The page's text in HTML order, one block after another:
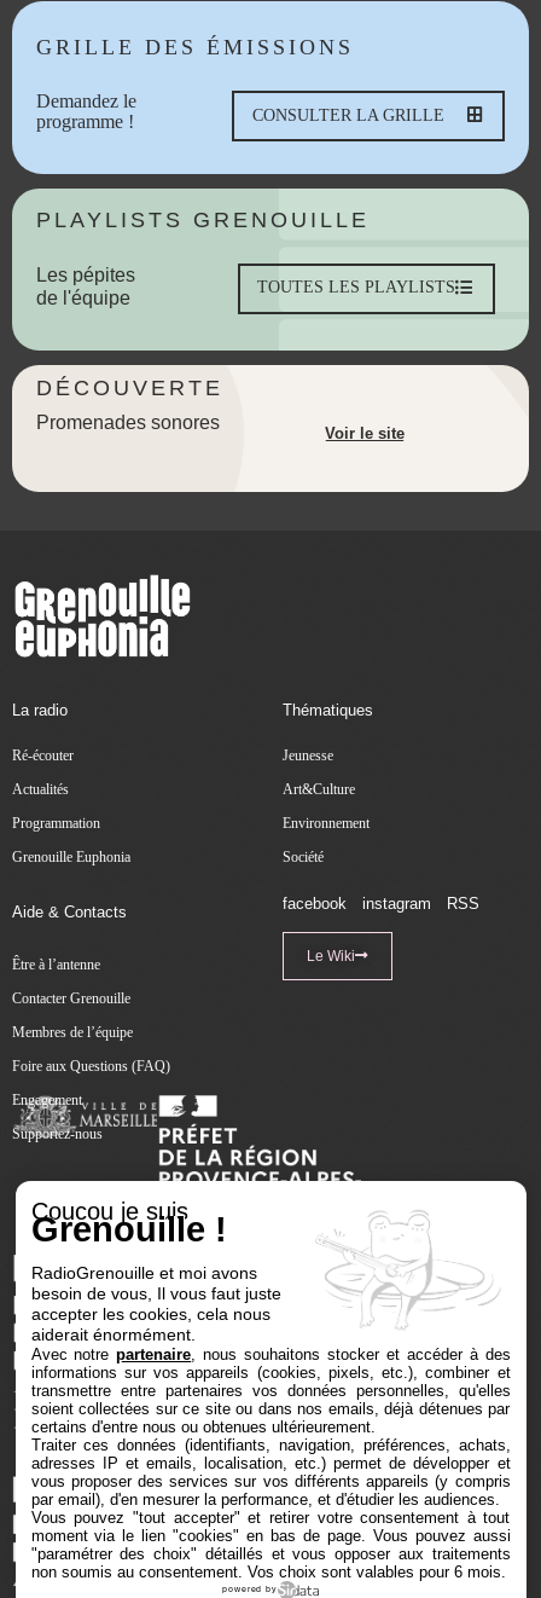
GRILLE DES ÉMISSIONS
Demandez le
programme !
CONSULTER LA GRILLE
PLAYLISTS GRENOUILLE
Les pépites
de l'équipe
TOUTES LES PLAYLISTS
DÉCOUVERTE
Promenades sonores
Voir le site
La radio
Ré-écouter
Actualités
Programmation
Grenouille Euphonia
Thématiques
Jeunesse
Art&Culture
Environnement
Société
Aide & Contacts
Être à l’antenne
Contacter Grenouille
Membres de l’équipe
Foire aux Questions (FAQ)
Engagement
Supportez-nous
facebook instagram RSS
Le Wiki
Coucou je suis
Grenouille !
RadioGrenouille et moi avons
besoin de vous, Il vous faut juste
accepter les cookies, cela nous
aiderait énormément.
Avec notrepartenaire , nous souhaitons stocker et accéder à des
informations sur vos appareils (cookies, pixels, etc.), combiner et
transmettre entre partenaires vos données personnelles, qu'elles
soient collectées sur ce site ou dans nos emails, déjà détenues par
certains d'entre nous ou obtenues ultérieurement.
Traiter ces données (identifiants, navigation, préférences, achats,
adresses IP et emails, localisation, etc.) permet de développer et
vous proposer des services sur vos différents appareils (y compris
par email), d'en mesurer la performance, et d'étudier les audiences.
Vous pouvez "tout accepter" et retirer votre consentement à tout
moment via le lien "cookies" en bas de page. Vous pouvez aussi
"paramétrer des choix" détaillés et vous opposer aux traitements
non soumis au consentement. Vos choix sont valables pour 6 mois.
powered by